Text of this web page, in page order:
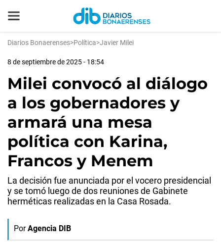
Diarios Bonaerenses>Política>Javier Milei
8 de septiembre de 2025 - 18:54
Milei convocó al diálogo
a los gobernadores y
armará una mesa
política con Karina,
Francos y Menem
La decisión fue anunciada por el vocero presidencial
y se tomó luego de dos reuniones de Gabinete
herméticas realizadas en la Casa Rosada.
Por Agencia DIB